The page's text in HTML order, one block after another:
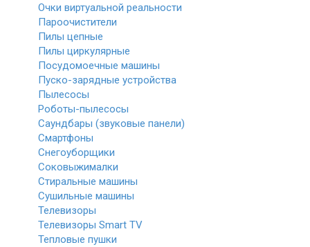
Очки виртуальной реальности
Пароочистители
Пилы цепные
Пилы циркулярные
Посудомоечные машины
Пуско-зарядные устройства
Пылесосы
Роботы-пылесосы
Саундбары (звуковые панели)
Смартфоны
Снегоуборщики
Соковыжималки
Стиральные машины
Сушильные машины
Телевизоры
Телевизоры Smart TV
Тепловые пушки